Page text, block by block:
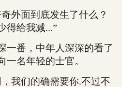
面到底发生了什么？
得给我减...”
番，中年人深深的看了
一名年轻的士官。
们的确需要你.不过不